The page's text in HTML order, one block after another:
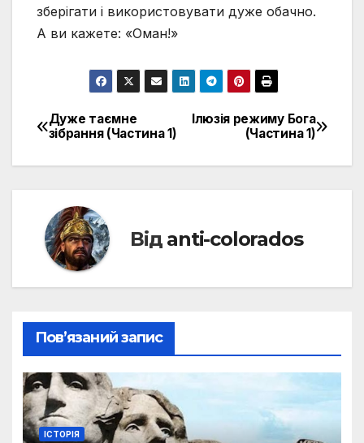
зберігати і використовувати дуже обачно.
А ви кажете: «Оман!»
Навігація
записів
Ілюзія режиму Бога
(Частина 1)
Дуже таємне
зібрання (Частина 1)
Від anti-colorados
Пов’язаний запис
ІСТОРІЯ